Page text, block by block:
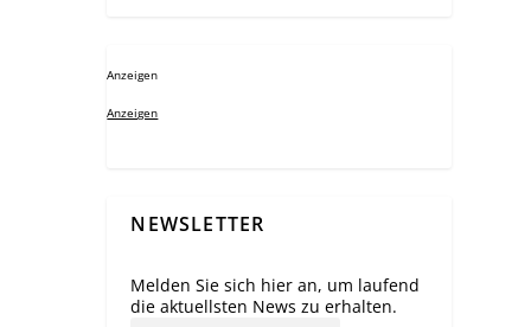
Anzeigen
Anzeigen
NEWSLETTER
Melden Sie sich hier an, um laufend
die aktuellsten News zu erhalten.